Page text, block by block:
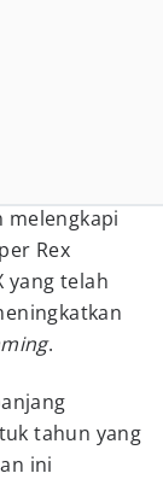
melengkapi
Rex
yang telah
.
tahun yang
ini